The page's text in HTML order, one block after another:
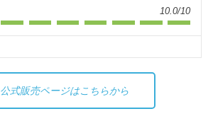
10.0/10
公式販売ページはこちらから